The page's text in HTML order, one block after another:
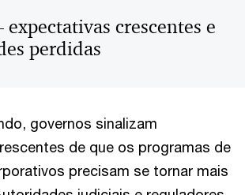
expectativas crescentes e
perdidas
governos sinalizam
de que os programas de
precisam se tornar mais